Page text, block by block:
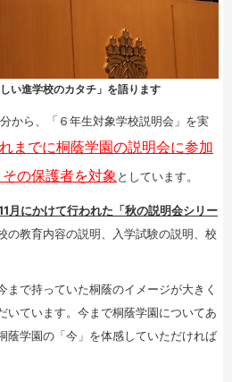
い進学校のカタチ」を語ります
から、「６年生対象学校説明会」を実
までに桐蔭学園の説明会に参加
の保護者を対象 としています。
月にかけて行われた「秋の説明会シリー
の教育内容の説明、入学試験の説明、校
まで持っていた桐蔭のイメージが大きく
いています。今まで桐蔭学園についてあ
蔭学園の「今」を体感していただければ